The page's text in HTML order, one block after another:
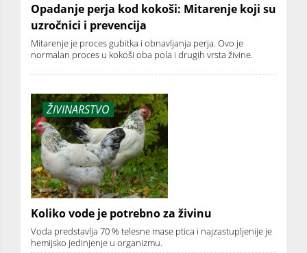
Opadanje perja kod kokoši: Mitarenje koji su
uzročnici i prevencija
Mitarenje je proces gubitka i obnavljanja perja. Ovo je
normalan proces u kokoši oba pola i drugih vrsta živine.
ŽIVINARSTVO
Koliko vode je potrebno za živinu
Voda predstavlja 70 % telesne mase ptica i najzastupljenije je
hemijsko jedinjenje u organizmu.